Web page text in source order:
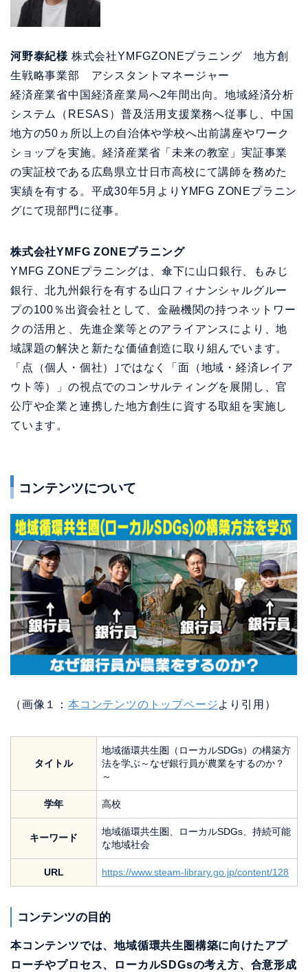
河野泰紀様 株式会社YMFGZONEプラニング 地方創
生戦略事業部 アシスタントマネージャー
経済産業省中国経済産業局へ2年間出向。地域経済分析
システム（RESAS）普及活用支援業務へ従事し、中国
地方の50ヵ所以上の自治体や学校へ出前講座やワーク
ショップを実施。経済産業省「未来の教室」実証事業
の実証校である広島県立廿日市高校にて講師を務めた
実績を有する。平成30年5月よりYMFG ZONEプラニン
グにて現部門に従事。
株式会社YMFG ZONEプラニング
YMFG ZONEプラニングは、傘下に山口銀行、もみじ
銀行、北九州銀行を有する山口フィナンシャルグルー
プの100％出資会社として、金融機関の持つネットワー
クの活用と、先進企業等とのアライアンスにより、地
域課題の解決と新たな価値創造に取り組んでいます。
「点（個人・個社）｣ではなく「面（地域・経済レイア
ウト等）」の視点でのコンサルティングを展開し、官
公庁や企業と連携した地方創生に資する取組を実施し
ています。
コンテンツについて
（画像１： 本コンテンツのトップページより引用）
タイトル
地域循環共生圏（ローカルSDGs）の構築方
法を学ぶ～なぜ銀行員が農業をするのか？
～
学年 高校
キーワード
地域循環共生圏、ローカルSDGs、持続可能
な地域社会
URL https://www.steam-library.go.jp/content/128
コンテンツの目的
本コンテンツでは、地域循環共生圏構築に向けたアプ
ローチやプロセス、ローカルSDGsの考え方、合意形成